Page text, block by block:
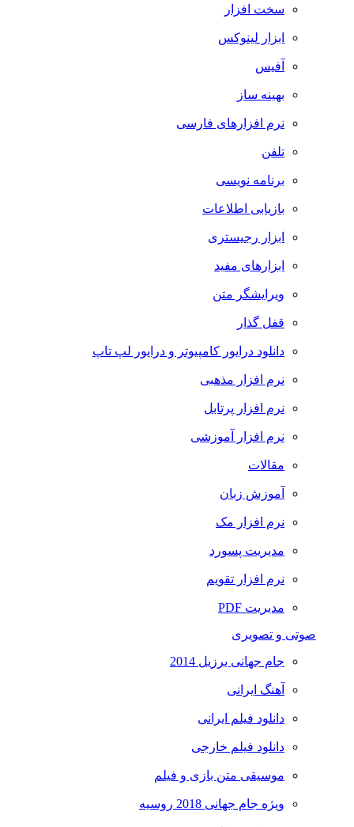
سخت افزار
ابزار لینوکس
آفیس
بهینه ساز
نرم افزارهای فارسی
تلفن
برنامه نویسی
بازیابی اطلاعات
ابزار رجیستری
ابزارهای مفید
ویرایشگر متن
قفل گذار
دانلود درایور کامپیوتر و درایور لپ تاپ
نرم افزار مذهبی
نرم افزار پرتابل
نرم افزار آموزشی
مقالات
آموزش زبان
نرم افزار مک
مدیریت پسورد
نرم افزار تقویم
مدیریت PDF
صوتی و تصویری
جام جهانی برزیل 2014
آهنگ ایرانی
دانلود فیلم ایرانی
دانلود فیلم خارجی
موسیقی متن بازی و فیلم
ویژه جام جهانی 2018 روسیه